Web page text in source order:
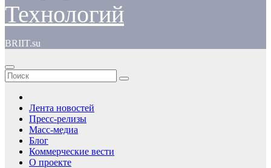
Технологий
BRIIT.su
Лента новостей
Пресс-релизы
Масс-медиа
Блог
Коммерческие вести
О проекте